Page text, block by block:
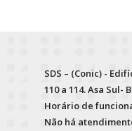
SDS – (Conic) -
110 a 114. Asa Sul-
Horário de
Não há